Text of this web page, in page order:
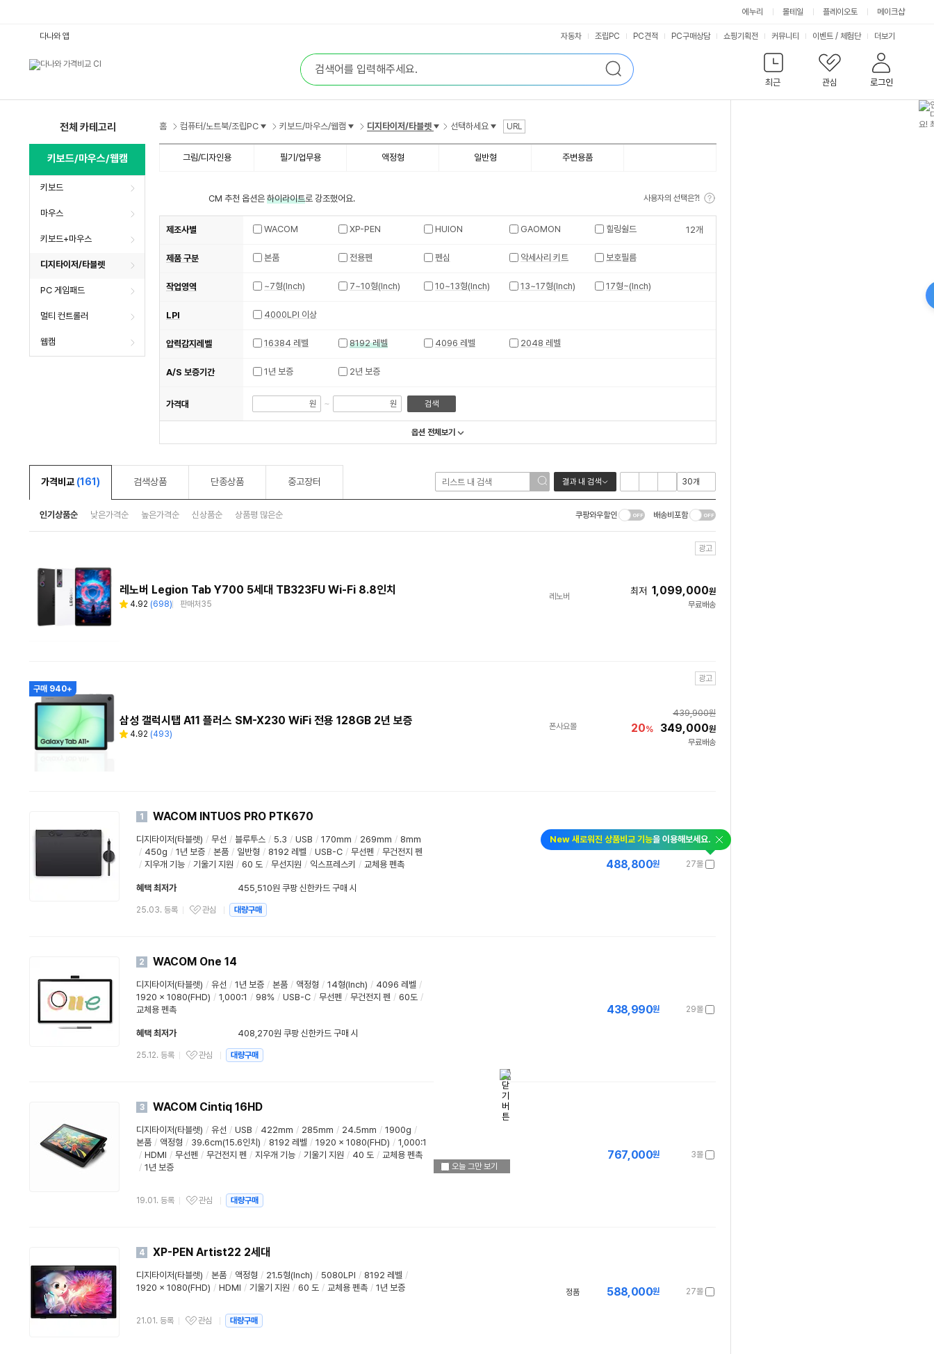
에누리 몰테일 플레이오토
메이크샵
합
검
색
검
색
최근
관심 로그인
다나와 앱 자동차 조립PC PC견적 PC구매상담 쇼핑기획전 커뮤니티 이벤트 / 체험단 서
비
스
더보기
전체 카테고리
키보드/마우스/웹캠
키보드
마우스
키보드+마우스
디지타이저/타블렛
PC 게임패드
멀티 컨트롤러
웹캠
홈 컴퓨터/노트북/조립PC 키보드/마우스/웹캠 디지타이저/타블렛 선택하세요 URL
그림/디자인용 필기/업무용 액정형 일반형 주변용품
CM 추천 옵션은 하이라이트로 강조했어요. 사용자의 선택은?!
제조사별 WACOM XP-PEN HUION GAOMON 힐링쉴드 12개
제품 구분 본품 전용펜 펜심 악세사리 키트 보호필름
작업영역 ~7형(Inch) 7~10형(Inch) 10~13형(Inch) 13~17형(Inch) 17형~(Inch)
LPI 4000LPI 이상
압력감지레벨 16384 레벨 8192 레벨 4096 레벨 2048 레벨
A/S 보증기간 1년 보증 2년 보증
가격대 원 ~ 원 검색
옵션 전체보기
가격비교 (161) 검색상품 단종상품 중고장터 결과 내 검색
오늘 그만 보기
인기상품순 낮은가격순 높은가격순 신상품순 상품평 많은순 쿠팡와우할인 배송비포함
광고
레노버 Legion Tab Y700 5세대 TB323FU Wi-Fi 8.8인치
별 4.92
리
(698) 판매처 35
레노버 최저 1,099,000원
무료배송
광고
구매 940+
삼성 갤럭시탭 A11 플러스 SM-X230 WiFi 전용 128GB 2년 보증
별 4.92
리
(493)
폰사요몰
439,900원
20% 349,000원
무료배송
1 WACOM INTUOS PRO PTK670
디지타이저(타블렛) / 무선 / 블루투스 / 5.3 / USB / 170mm / 269mm / 8mm
/ 450g / 1년 보증 / 본품 / 일반형 / 8192 레벨 / USB-C / 무선펜 / 무건전지 펜
/ 지우개 기능 / 기울기 지원 / 60 도 / 무선지원 / 익스프레스키 / 교체용 펜촉
혜택 최저가 455,510원 쿠팡 신한카드 구매 시
25.03. 등록 관심 대량구매
New 새로워진 상품비교 기능을 이용해보세요. 닫
기
27몰
488,800원
2 WACOM One 14
디지타이저(타블렛) / 유선 / 1년 보증 / 본품 / 액정형 / 14형(Inch) / 4096 레벨 /
1920 x 1080(FHD) / 1,000:1 / 98% / USB-C / 무선펜 / 무건전지 펜 / 60도 /
교체용 펜촉
혜택 최저가 408,270원 쿠팡 신한카드 구매 시
25.12. 등록 관심 대량구매
29몰
438,990원
3 WACOM Cintiq 16HD
디지타이저(타블렛) / 유선 / USB / 422mm / 285mm / 24.5mm / 1900g /
본품 / 액정형 / 39.6cm(15.6인치) / 8192 레벨 / 1920 x 1080(FHD) / 1,000:1
/ HDMI / 무선펜 / 무건전지 펜 / 지우개 기능 / 기울기 지원 / 40 도 / 교체용 펜촉
/ 1년 보증
19.01. 등록 관심 대량구매
3몰
767,000원
4 XP-PEN Artist22 2세대
디지타이저(타블렛) / 본품 / 액정형 / 21.5형(Inch) / 5080LPI / 8192 레벨 /
1920 x 1080(FHD) / HDMI / 기울기 지원 / 60 도 / 교체용 펜촉 / 1년 보증
21.01. 등록 관심 대량구매
27몰
588,000원
정품